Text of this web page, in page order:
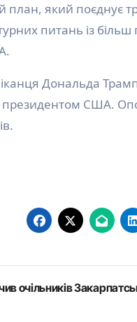
який поєднує
питань із більш
Дональда
президентом США.
очільників